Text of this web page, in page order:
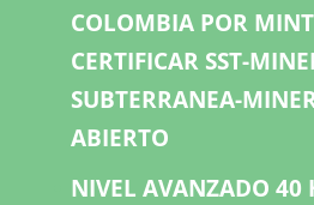
COLOMBIA POR
CERTIFICAR SST-
SUBTERRANEA-
ABIERTO
NIVEL AVANZADO 40